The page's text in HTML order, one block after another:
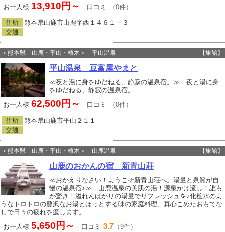
お一人様 13,910円～ 口コミ （0件）
住所
熊本県山鹿市山鹿字西１４６１－３
交通
＜熊本県 山鹿・平山・植木＞ 平山温泉 【旅館】
平山温泉 豆富屋やまと
≪夜と湯に身をゆだねる、静寂の温泉宿。≫ 夜と湯に身
をゆだねる、静寂の温泉宿。
お一人様 62,500円～ 口コミ （0件）
住所
熊本県山鹿市平山２１１
交通
＜熊本県 山鹿・平山・植木＞ 山鹿温泉 【旅館】
山鹿のおかんの宿 新青山荘
≪おかえりなさい！ようこそ新青山荘へ。湯量と泉質が自
慢の温泉宿♪≫ 山鹿温泉の美肌の湯！源泉かけ流し！誰も
が驚き！溢れんばかりの湯量でリフレッシュを♪化粧水のよ
うなトロトロの贅沢なお湯とほっとする味の家庭料理、真心こめたおもてな
しで日々の疲れを癒します。
お一人様 5,650円～ 口コミ 3.7 （9件）